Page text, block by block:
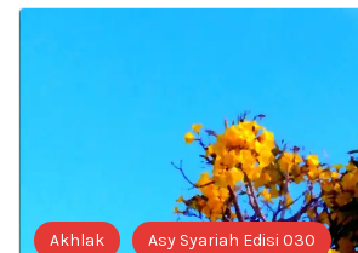
Akhlak Asy Syariah Edisi 030